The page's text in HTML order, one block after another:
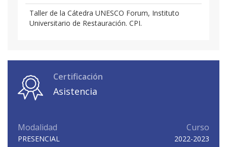
Taller de la Cátedra UNESCO Forum, Instituto
Universitario de Restauración. CPI.
Certificación
Asistencia
Modalidad
PRESENCIAL
Curso
2022-2023